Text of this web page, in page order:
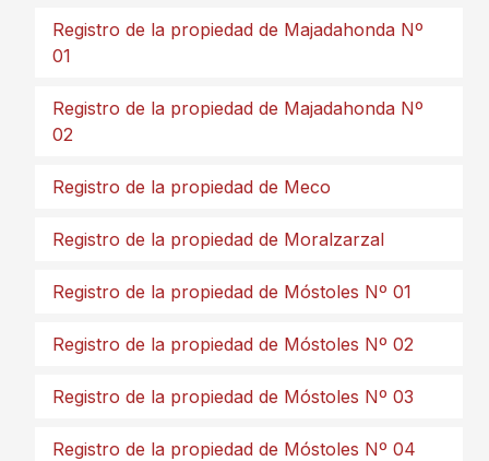
Registro de la propiedad de Majadahonda Nº
01
Registro de la propiedad de Majadahonda Nº
02
Registro de la propiedad de Meco
Registro de la propiedad de Moralzarzal
Registro de la propiedad de Móstoles Nº 01
Registro de la propiedad de Móstoles Nº 02
Registro de la propiedad de Móstoles Nº 03
Registro de la propiedad de Móstoles Nº 04